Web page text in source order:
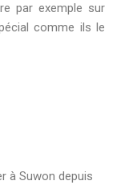
par exemple sur
comme ils le
à Suwon depuis